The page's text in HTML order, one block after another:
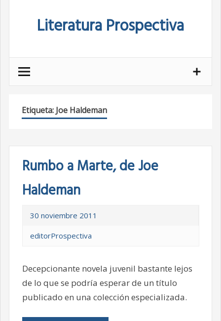
Literatura Prospectiva
Etiqueta: Joe Haldeman
Rumbo a Marte, de Joe
Haldeman
30 noviembre 2011
editorProspectiva
Decepcionante novela juvenil bastante lejos
de lo que se podría esperar de un título
publicado en una colección especializada.